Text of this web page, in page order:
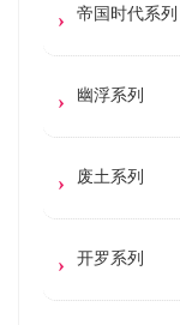
帝国时代系列
幽浮系列
废土系列
开罗系列